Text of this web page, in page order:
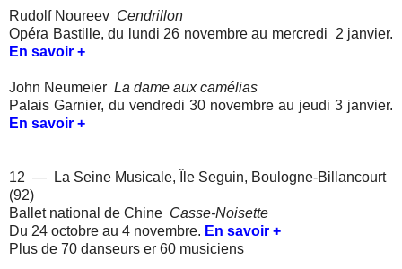
Rudolf Noureev Cendrillon
Opéra Bastille, du lundi 26 novembre au mercredi 2 janvier.
En savoir +
John Neumeier La dame aux camélias
Palais Garnier, du vendredi 30 novembre au jeudi 3 janvier.
En savoir +
12 — La Seine Musicale, Île Seguin, Boulogne-Billancourt
(92)
Ballet national de Chine Casse-Noisette
Du 24 octobre au 4 novembre. En savoir +
Plus de 70 danseurs er 60 musiciens